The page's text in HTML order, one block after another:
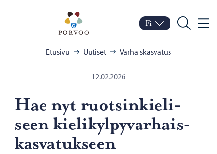
Porvoo – Siirry
Vaihda kieltä
Nykyinen kieli: Suomi
Fi
Hae
Etusivu Uutiset Varhaiskasvatus
12.02.2026
Hae nyt ruot­sin­kie­li­
seen kie­li­kyl­py­var­hais­
kas­va­tuk­seen